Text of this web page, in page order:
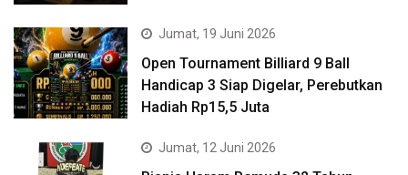
Jumat, 19 Juni 2026
Open Tournament Billiard 9 Ball
Handicap 3 Siap Digelar, Perebutkan
Hadiah Rp15,5 Juta
Jumat, 12 Juni 2026